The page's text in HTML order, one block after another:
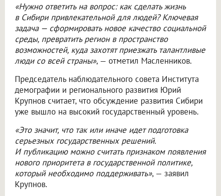
«Нужно ответить на вопрос: как сделать жизнь
в Сибири привлекательной для людей? Ключевая
задача — сформировать новое качество социальной
среды, превратить регион в пространство
возможностей, куда захотят приезжать талантливые
люди со всей страны», — отметил Масленников.
Председатель наблюдательного совета Института
демографии и регионального развития Юрий
Крупнов считает, что обсуждение развития Сибири
уже вышло на высокий государственный уровень.
«Это значит, что так или иначе идет подготовка
серьезных государственных решений.
И публикацию можно считать признаком появления
нового приоритета в государственной политике,
который необходимо поддерживать», — заявил
Крупнов.